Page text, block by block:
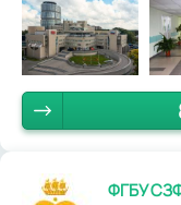
ФГБУ